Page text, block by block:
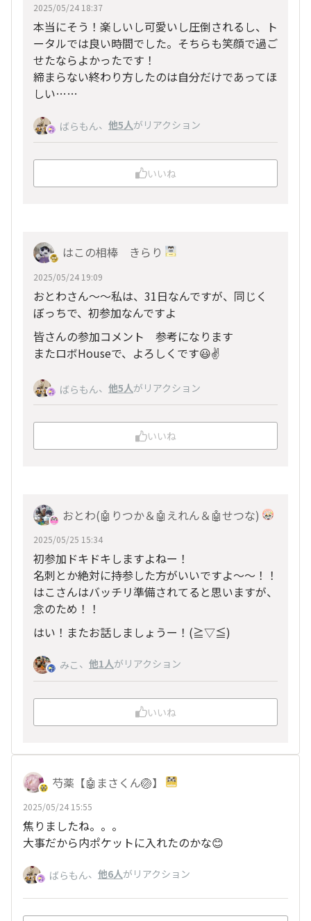
2025/05/24 18:37
本当にそう！楽しいし可愛いし圧倒されるし、ト
ータルでは良い時間でした。そちらも笑顔で過ご
せたならよかったです！
締まらない終わり方したのは自分だけであってほ
しい……
ばらもん、 他5人がリアクション
いいね
はこの相棒 きらり
2025/05/24 19:09
おとわさん～～私は、31日なんですが、同じく
ぼっちで、初参加なんですよ
皆さんの参加コメント 参考になります
またロボHouseで、よろしくです😃✌
ばらもん、 他5人がリアクション
いいね
おとわ(🤖りつか＆🤖えれん＆🤖せつな)
2025/05/25 15:34
初参加ドキドキしますよねー！
名刺とか絶対に持参した方がいいですよ～～！！
はこさんはバッチリ準備されてると思いますが、
念のため！！
はい！またお話しましょうー！(≧▽≦)
みこ 、 他1人がリアクション
いいね
芍薬【🤖まさくん🏐】
2025/05/24 15:55
焦りましたね。。。
大事だから内ポケットに入れたのかな😊
ばらもん、 他6人がリアクション